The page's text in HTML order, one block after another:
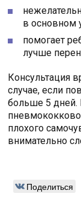
в основном
помогает
лучше
Консультация
случае, если
больше 5 дней.
плохого
внимательно
Поделиться